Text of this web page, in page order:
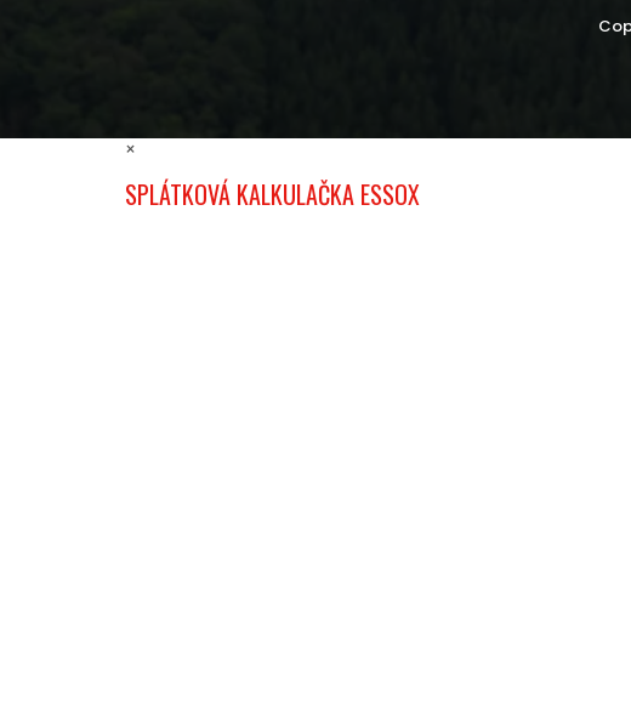
×
SPLÁTKOVÁ KALKULAČKA ESSOX